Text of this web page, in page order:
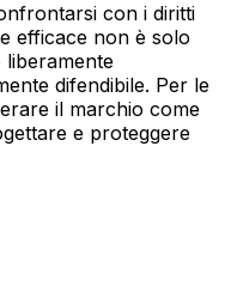
con i diritti
efficace non è solo
liberamente
difendibile. Per le
il marchio come
e proteggere